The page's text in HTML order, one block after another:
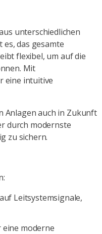
unterschiedlichen
das gesamte
flexibel, um auf die
Mit
eine intuitive
Anlagen auch in Zukunft
durch modernste
zu sichern.
Leitsystemsignale,
moderne